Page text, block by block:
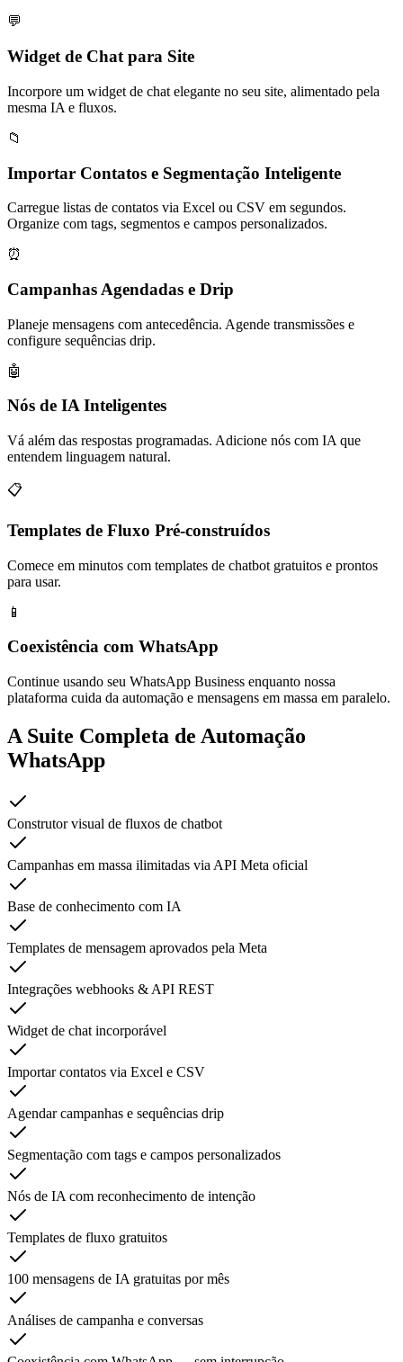
💬
Widget de Chat para Site
Incorpore um widget de chat elegante no seu site, alimentado pela
mesma IA e fluxos.
📁
Importar Contatos e Segmentação Inteligente
Carregue listas de contatos via Excel ou CSV em segundos.
Organize com tags, segmentos e campos personalizados.
⏰
Campanhas Agendadas e Drip
Planeje mensagens com antecedência. Agende transmissões e
configure sequências drip.
🤖
Nós de IA Inteligentes
Vá além das respostas programadas. Adicione nós com IA que
entendem linguagem natural.
📋
Templates de Fluxo Pré-construídos
Comece em minutos com templates de chatbot gratuitos e prontos
para usar.
📱
Coexistência com WhatsApp
Continue usando seu WhatsApp Business enquanto nossa
plataforma cuida da automação e mensagens em massa em paralelo.
A Suite Completa de Automação
WhatsApp
Construtor visual de fluxos de chatbot
Campanhas em massa ilimitadas via API Meta oficial
Base de conhecimento com IA
Templates de mensagem aprovados pela Meta
Integrações webhooks & API REST
Widget de chat incorporável
Importar contatos via Excel e CSV
Agendar campanhas e sequências drip
Segmentação com tags e campos personalizados
Nós de IA com reconhecimento de intenção
Templates de fluxo gratuitos
100 mensagens de IA gratuitas por mês
Análises de campanha e conversas